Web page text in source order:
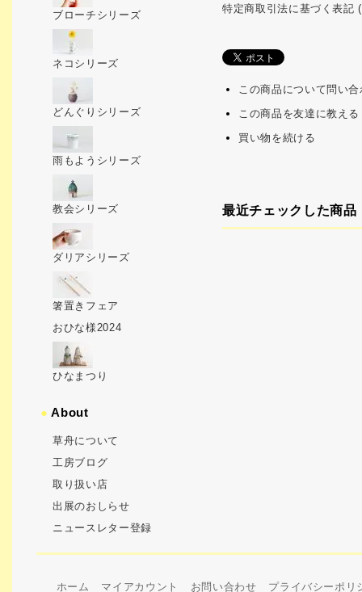
特定商取引法に基づく表記
この商品について問い
この商品を友達に教える
買い物を続ける
最近チェックした商品
ブローチシリーズ
ネコシリーズ
どんぐりシリーズ
雨もようシリーズ
教会シリーズ
ダリアシリーズ
箸置きフェア
おひな様2024
ひなまつり
●About
草舟について
工房ブログ
取り扱い店
出展のおしらせ
ニュースレター登録
ホーム マイアカウント お問い合わせ プライバシーポリ